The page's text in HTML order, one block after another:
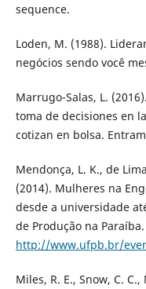
sequence.
Loden, M. (1988).
negócios sendo você
Marrugo-Salas, L.
toma de decisiones en
cotizan en bolsa.
Mendonça, L. K., de
(2014). Mulheres na
desde a universidade
de Produção na Paraíba.
http://www.ufpb.br/
Miles, R. E., Snow, C.